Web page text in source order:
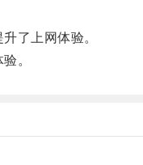
了上网体验。
。